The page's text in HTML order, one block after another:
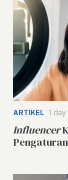
ARTIKEL 1
Influencer